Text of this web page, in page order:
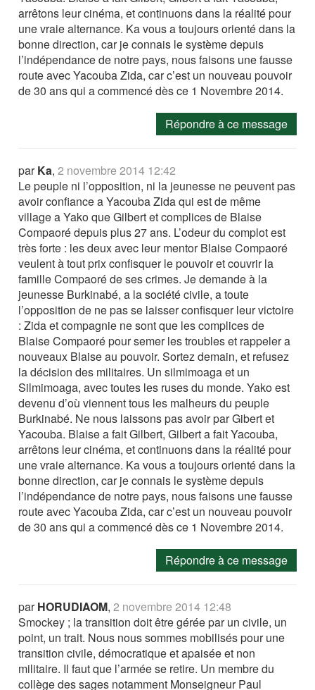
arrêtons leur cinéma, et continuons dans la réalité pour
une vraie alternance. Ka vous a toujours orienté dans la
bonne direction, car je connais le système depuis
l’indépendance de notre pays, nous faisons une fausse
route avec Yacouba Zida, car c’est un nouveau pouvoir
de 30 ans qui a commencé dès ce 1 Novembre 2014.
Répondre à ce message
parKa,2 novembre 2014 12:42
Le peuple ni l’opposition, ni la jeunesse ne peuvent pas
avoir confiance a Yacouba Zida qui est de même
village a Yako que Gilbert et complices de Blaise
Compaoré depuis plus 27 ans. L’odeur du complot est
très forte : les deux avec leur mentor Blaise Compaoré
veulent à tout prix confisquer le pouvoir et couvrir la
famille Compaoré de ses crimes. Je demande à la
jeunesse Burkinabé, a la société civile, a toute
l’opposition de ne pas se laisser confisquer leur victoire
: Zida et compagnie ne sont que les complices de
Blaise Compaoré pour semer les troubles et rappeler a
nouveaux Blaise au pouvoir. Sortez demain, et refusez
la décision des militaires. Un silmimoaga et un
Silmimoaga, avec toutes les ruses du monde. Yako est
devenu d’où viennent tous les malheurs du peuple
Burkinabé. Ne nous laissons pas avoir par Gibert et
Yacouba. Blaise a fait Gilbert, Gilbert a fait Yacouba,
arrêtons leur cinéma, et continuons dans la réalité pour
une vraie alternance. Ka vous a toujours orienté dans la
bonne direction, car je connais le système depuis
l’indépendance de notre pays, nous faisons une fausse
route avec Yacouba Zida, car c’est un nouveau pouvoir
de 30 ans qui a commencé dès ce 1 Novembre 2014.
Répondre à ce message
parHORUDIAOM,2 novembre 2014 12:48
Smockey ; la transition doit être gérée par un civile, un
point, un trait. Nous nous sommes mobilisés pour une
transition civile, démocratique et apaisée et non
militaire. Il faut que l’armée se retire. Un membre du
collège des sages notamment Monseigneur Paul